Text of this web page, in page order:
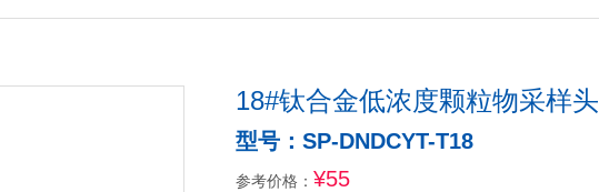
18#钛合金低浓度颗粒物采样头
型号：SP-DNDCYT-T18
参考价格： ¥55